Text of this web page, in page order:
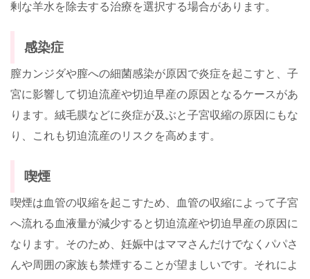
剰な羊水を除去する治療を選択する場合があります。
感染症
膣カンジダや膣への細菌感染が原因で炎症を起こすと、子
宮に影響して切迫流産や切迫早産の原因となるケースがあ
ります。絨毛膜などに炎症が及ぶと子宮収縮の原因にもな
り、これも切迫流産のリスクを高めます。
喫煙
喫煙は血管の収縮を起こすため、血管の収縮によって子宮
へ流れる血液量が減少すると切迫流産や切迫早産の原因に
なります。そのため、妊娠中はママさんだけでなくパパさ
んや周囲の家族も禁煙することが望ましいです。それによ